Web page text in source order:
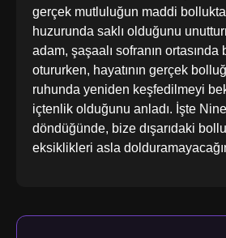
gerçek mutluluğun maddi
huzurunda saklı olduğunu
adam, şaşaalı sofranın ortasında
otururken, hayatının gerçek
ruhunda yeniden keşfedilmeyi
içtenlik olduğunu anladı. İşte
döndüğünde, bize dışarıdaki
eksiklikleri asla